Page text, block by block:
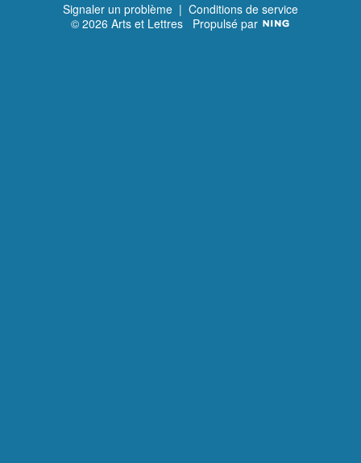
Signaler un problème | Conditions de service
© 2026 Arts et Lettres Propulsé par